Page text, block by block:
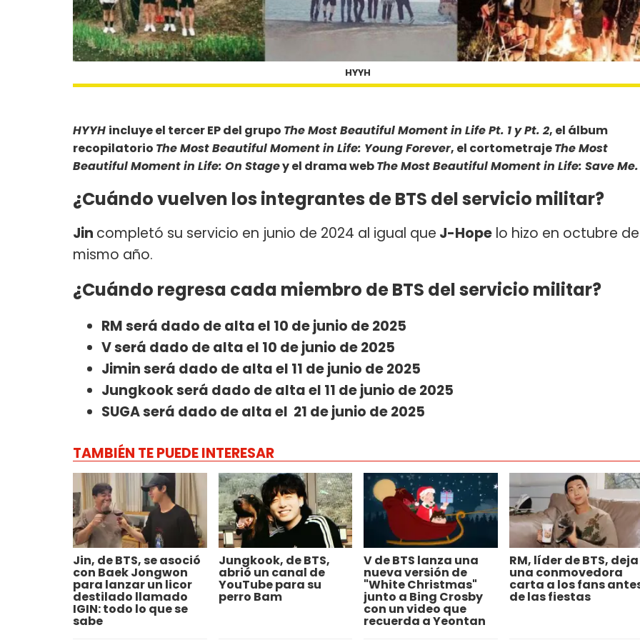
HYYH
HYYH incluye el tercer EP del grupo The Most Beautiful Moment in Life Pt. 1 y Pt. 2, el álbum
recopilatorio The Most Beautiful Moment in Life: Young Forever, el cortometrajeThe Most
Beautiful Moment in Life: On Stagey el drama webThe Most Beautiful Moment in Life: Save Me.
¿Cuándo vuelven los integrantes de BTS del servicio militar?
Jin completó su servicio en junio de 2024 al igual que J-Hope lo hizo en octubre
mismo año.
¿Cuándo regresa cada miembro de BTS del servicio militar?
RM será dado de alta el 10 de junio de 2025
V será dado de alta el 10 de junio de 2025
Jimin será dado de alta el 11 de junio de 2025
Jungkook será dado de alta el 11 de junio de 2025
SUGA será dado de alta el 21 de junio de 2025
TAMBIÉN TE PUEDE INTERESAR
Jin, de BTS, se asoció
con Baek Jongwon
para lanzar un licor
destilado llamado
IGIN: todo lo que se
sabe
Jungkook, de BTS,
abrió un canal de
YouTube para su
perro Bam
V de BTS lanza una
nueva versión de
"White Christmas"
junto a Bing Crosby
con un video que
recuerda a Yeontan
RM, líder de BTS, deja
una conmovedora
carta a los fans
de las fiestas